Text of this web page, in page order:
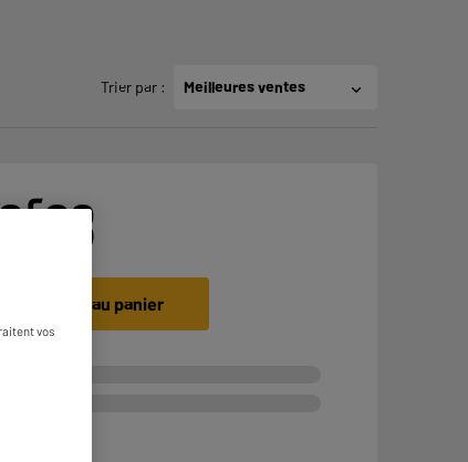
Trier par : Meilleures ventes
€98
Ajouter au panier
vos